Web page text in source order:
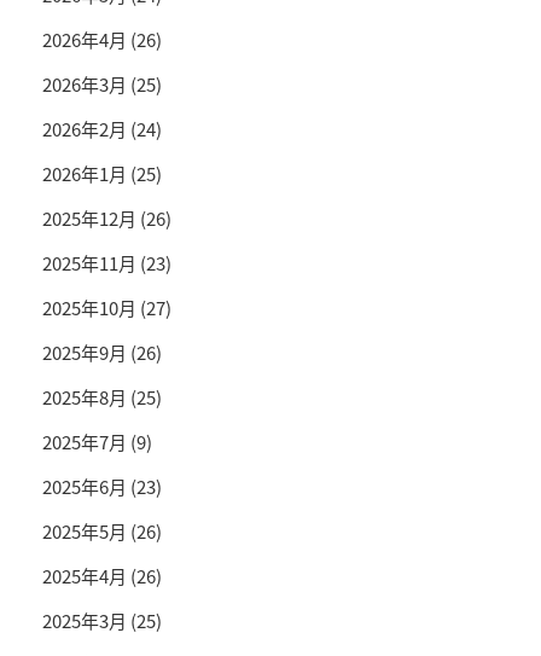
2026年4月 (26)
2026年3月 (25)
2026年2月 (24)
2026年1月 (25)
2025年12月 (26)
2025年11月 (23)
2025年10月 (27)
2025年9月 (26)
2025年8月 (25)
2025年7月 (9)
2025年6月 (23)
2025年5月 (26)
2025年4月 (26)
2025年3月 (25)